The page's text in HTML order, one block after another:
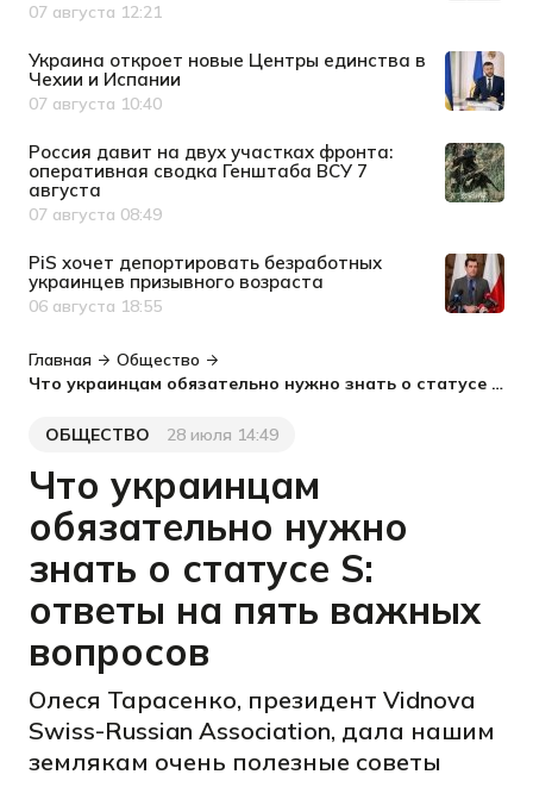
Дата публикации
07 августа 12:21
Украина откроет новые Центры единства в
Чехии и Испании
Дата публикации
07 августа 10:40
Россия давит на двух участках фронта:
оперативная сводка Генштаба ВСУ 7
августа
Дата публикации
07 августа 08:49
PiS хочет депортировать безработных
украинцев призывного возраста
Дата публикации
06 августа 18:55
Главная
Общество
Что украинцам обязательно нужно знать о статусе S: ответы на пять важных вопросов
Категория
ОБЩЕСТВО
Дата публикации
28 июля 14:49
Что украинцам
обязательно нужно
знать о статусе S:
ответы на пять важных
вопросов
Олеся Тарасенко, президент Vidnova
Swiss-Russian Association, дала нашим
землякам очень полезные советы